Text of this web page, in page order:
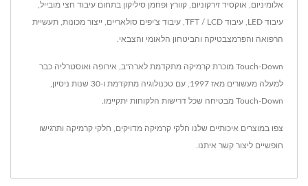
אלומיניום, אוקסיד זירקוניום, קוורץ ופחמן סיליקון בתחום עיבוד חצי מובייל,
עיבוד LED, עיבוד TFT / LCD, עיבוד צ'יפים סולאריים, ייצור מכונות, תעשיית
הרפואה והפרמצבטיקה והביטחון הלאומי והצבאי.
Touch-Down מוכרת קרמיקה מתקדמת לארה"ב, אירופה ואוסטרליה כבר
למעלה מעשורים מאז 1997, עם טכנולוגיה מתקדמת ו-30 שנות ניסיון,
Touch-Down מבטיחה שכל דרישות הלקוחות יתקיימו.
צפו במוצרים איכותיים שלנו חלקי קרמיקה מדויקים חלקי קרמיקה ותרגישו
חופשיים ליצור קשר איתנו